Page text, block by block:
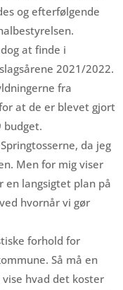
og efterfølgende
at finde i
2021/2022.
fra
at de er blevet gjort
budget.
da jeg
Men for mig viser
en langsigtet plan på
hvornår vi gør
forhold for
Så må en
hvad det koster